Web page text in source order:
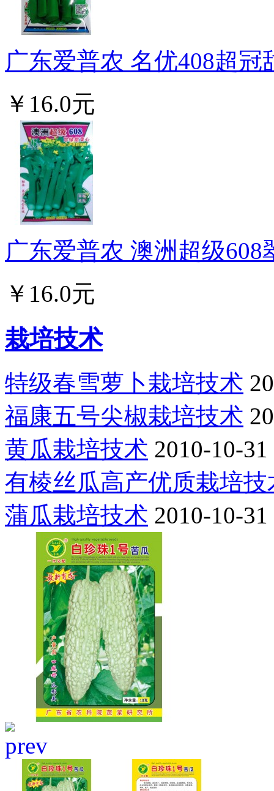
广东爱普农 名优408超
￥16.0元
广东爱普农 澳洲超级
￥16.0元
栽培技术
特级春雪萝卜栽培技术
福康五号尖椒栽培技术
黄瓜栽培技术 2010-10-31
有棱丝瓜高产优质栽培技
蒲瓜栽培技术 2010-10-31